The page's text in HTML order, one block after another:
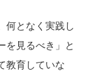
何となく実践し
を見るべき」と
教育していな